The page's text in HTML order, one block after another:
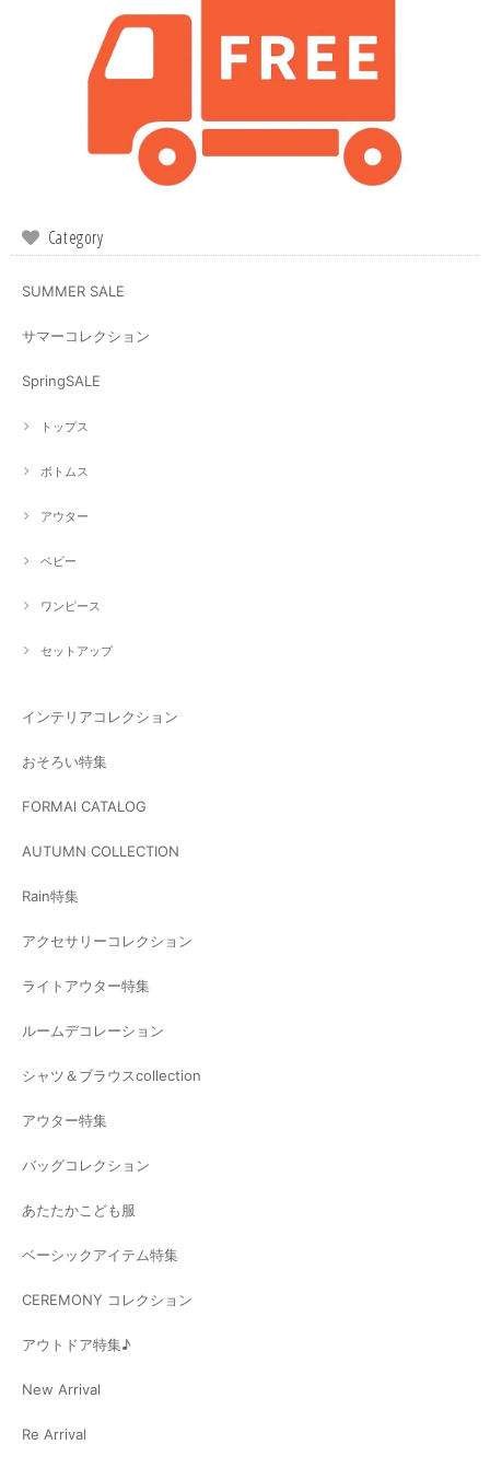
Category
SUMMER SALE
サマーコレクション
SpringSALE
トップス
ボトムス
アウター
ベビー
ワンピース
セットアップ
インテリアコレクション
おそろい特集
FORMAl CATALOG
AUTUMN COLLECTION
Rain特集
アクセサリーコレクション
ライトアウター特集
ルームデコレーション
シャツ＆ブラウスcollection
アウター特集
バッグコレクション
あたたかこども服
ベーシックアイテム特集
CEREMONY コレクション
アウトドア特集♪
New Arrival
Re Arrival